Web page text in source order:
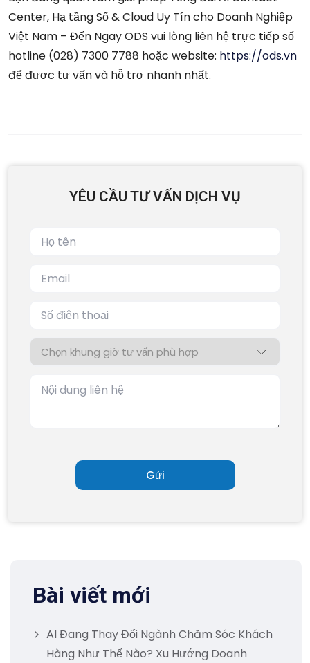
Center, Hạ tầng Số & Cloud Uy Tín cho Doanh Nghiệp
Việt Nam – Đến Ngay ODS vui lòng liên hệ trực tiếp số
hotline (028) 7300 7788 hoặc website: https://ods.vn
để được tư vấn và hỗ trợ nhanh nhất.
YÊU CẦU TƯ VẤN DỊCH VỤ
Bài viết mới
AI Đang Thay Đổi Ngành Chăm Sóc Khách
Hàng Như Thế Nào? Xu Hướng Doanh